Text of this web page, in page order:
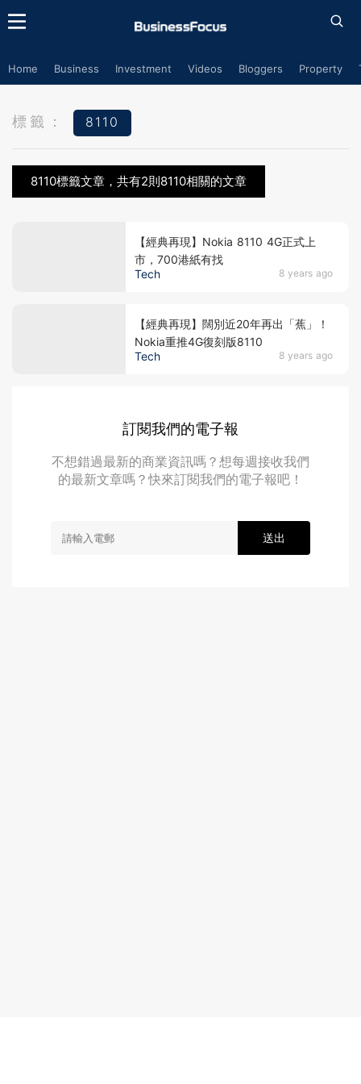
Home Business Investment Videos Bloggers Property
標籤： 8110
8110標籤文章，共有2則8110相關的文章
Tech 8 years ago
【經典再現】Nokia 8110 4G正式上
市，700港紙有找
Tech 8 years ago
【經典再現】闊別近20年再出「蕉」！
Nokia重推4G復刻版8110
訂閱我們的電子報
不想錯過最新的商業資訊嗎？想每週接收我們
的最新文章嗎？快來訂閱我們的電子報吧！
送出